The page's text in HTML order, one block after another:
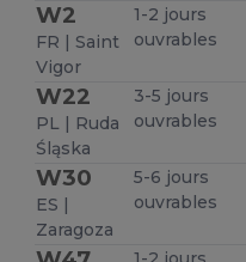
W2
FR | Saint
Vigor
1-2 jours
ouvrables
W22
PL | Ruda
Śląska
3-5 jours
ouvrables
W30
ES |
Zaragoza
5-6 jours
ouvrables